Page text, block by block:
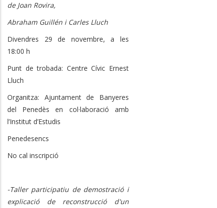
de Joan Rovira,
Abraham Guillén i Carles Lluch
Divendres 29 de novembre, a les
18:00 h
Punt de trobada: Centre Cívic Ernest
Lluch
Organitza: Ajuntament de Banyeres
del Penedès en col·laboració amb
l’Institut d’Estudis
Penedesencs
No cal inscripció
-Taller participatiu de demostració i
explicació de reconstrucció d'un